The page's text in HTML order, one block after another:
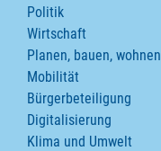
Politik
Wirtschaft
Planen, bauen, wohnen
Mobilität
Bürgerbeteiligung
Digitalisierung
Klima und Umwelt